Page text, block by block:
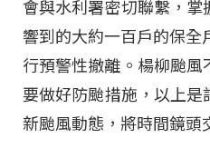
會與水利署密切聯繫，
響到的大約一百戶的保全
行預警性撤離。楊柳颱
要做好防颱措施，以上
新颱風動態，將時間鏡頭